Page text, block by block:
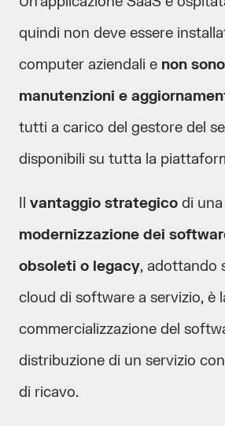
quindi non deve essere
computer aziendali e non
manutenzioni e
tutti a carico del gestore del
disponibili su tutta la
Il vantaggio strategico di una
modernizzazione dei
obsoleti o legacy, adottando
cloud di software a servizio, è
commercializzazione del
distribuzione di un servizio
di ricavo.